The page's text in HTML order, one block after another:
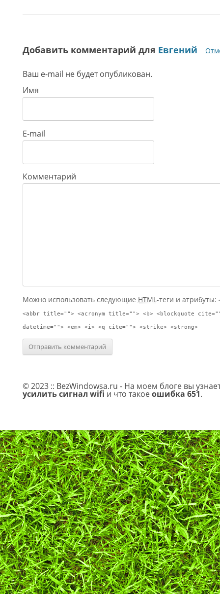
Добавить комментарий для Евгений
Ваш e-mail не будет опубликован.
Имя
E-mail
Комментарий
Можно использовать следующие HTML -теги и атрибуты:
<abbr title=""> <acronym title=""> <b> <blockquote
datetime=""> <em> <i> <q cite=""> <strike> <strong>
© 2023 :: BezWindowsa.ru - На моем блоге вы
усилить сигнал wifi и что такоеошибка 651.